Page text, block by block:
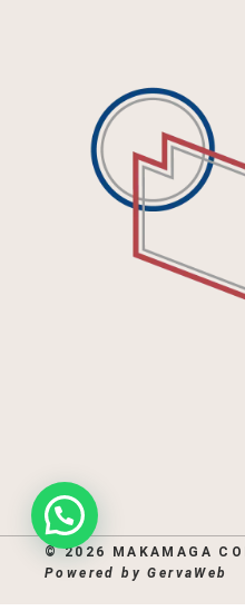
© 2026 MAKAMAGA
Powered byGervaWeb